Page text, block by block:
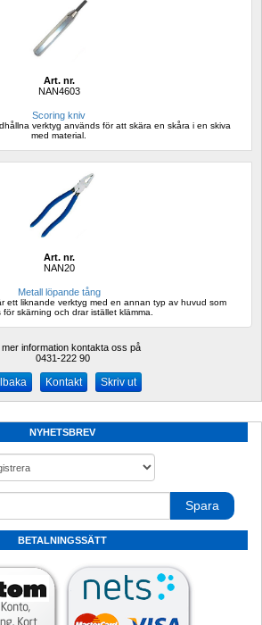
Art. nr.
NAN4603
Scoring kniv
verktyg används för att skära en skåra i en skiva
med material.
Art. nr.
NAN20
Metall löpande tång
ett liknande verktyg med en annan typ av huvud som
skärning och drar istället klämma.
mer information kontakta oss på
0431-222 90
Kontakt Skriv ut
NYHETSBREV
Spara
BETALNINGSSÄTT